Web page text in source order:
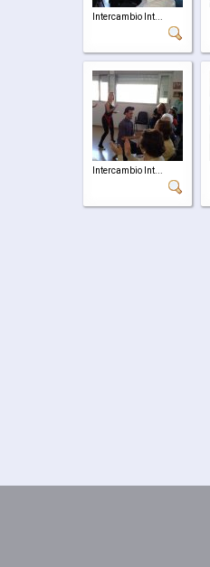
Intercambio Int...
Intercambio Int...